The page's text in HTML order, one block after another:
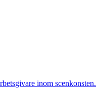
inom scenkonsten.